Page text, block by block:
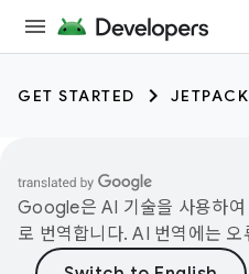
GET STARTED JETPACK
Google은 AI 기술을 사용하여
로 번역합니다. AI 번역에는